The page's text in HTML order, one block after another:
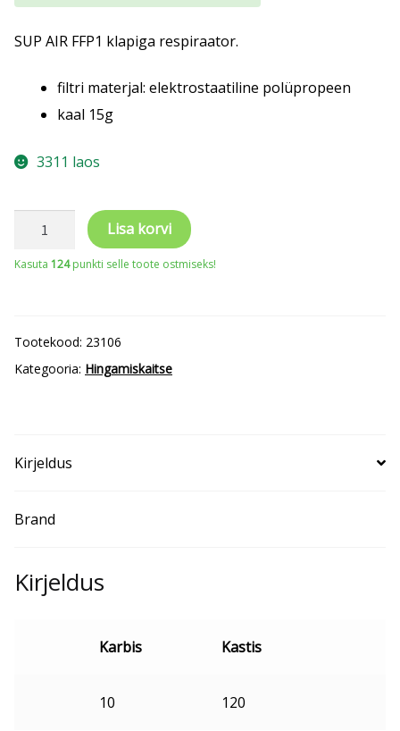
SUP AIR FFP1 klapiga respiraator.
filtri materjal: elektrostaatiline polüpropeen
kaal 15g
3311 laos
Lisa korvi
Kasuta 124punkti selle toote ostmiseks!
Tootekood: 23106
Kategooria: Hingamiskaitse
Kirjeldus
Brand
Kirjeldus
Karbis Kastis
10 120